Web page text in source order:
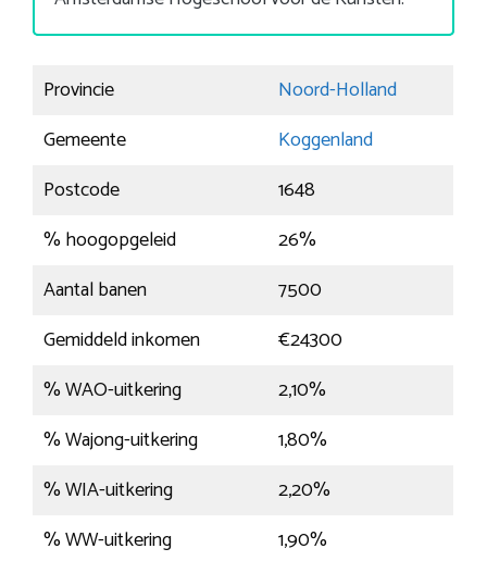
Provincie
Noord-Holland
Gemeente
Koggenland
Postcode
1648
% hoogopgeleid
26%
Aantal banen
7500
Gemiddeld inkomen
€24300
% WAO-uitkering
2,10%
% Wajong-uitkering
1,80%
% WIA-uitkering
2,20%
% WW-uitkering
1,90%